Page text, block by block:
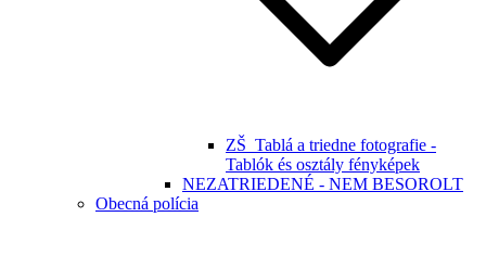
ZŠ_Tablá a triedne fotografie -
Tablók és osztály fényképek
NEZATRIEDENÉ - NEM BESOROLT
Obecná polícia